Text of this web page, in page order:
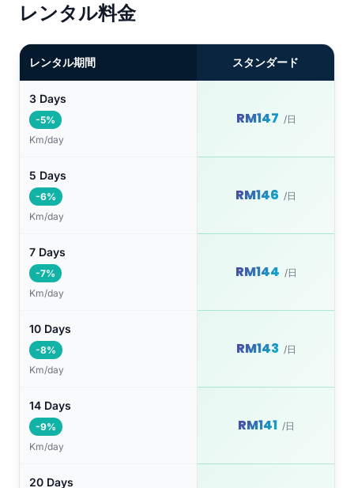
レンタル料金
レンタル期間 スタンダード
3 Days
-5%
Km/day
RM147 /日
5 Days
-6%
Km/day
RM146 /日
7 Days
-7%
Km/day
RM144 /日
10 Days
-8%
Km/day
RM143 /日
14 Days
-9%
Km/day
RM141 /日
20 Days